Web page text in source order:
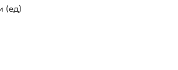
(ед)